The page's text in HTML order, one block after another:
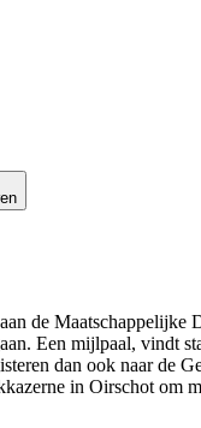
de
Een mijlpaal, vindt
dan ook naar de
in Oirschot om